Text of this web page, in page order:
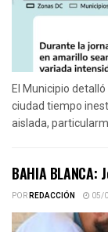
El Municipio
ciudad tiempo
aislada,
BAHIA
PORREDACCIÓN 05/